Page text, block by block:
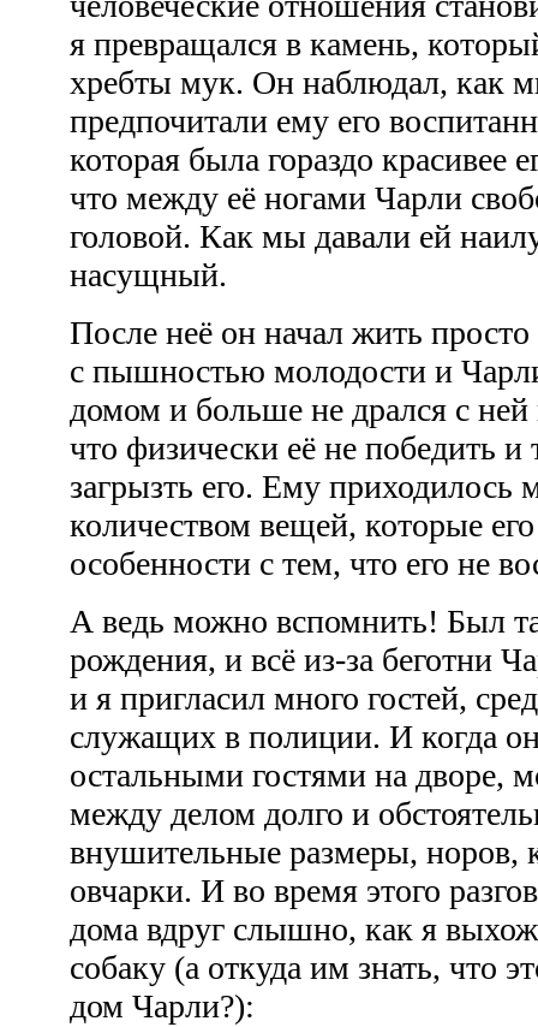
я превращался в камень,
хребты мук. Он наблюдал, как
предпочитали ему его
которая была гораздо красивее
что между её ногами Чарли
головой. Как мы давали ей
насущный.
После неё он начал жить
с пышностью молодости и
домом и больше не дрался с
что физически её не победить и
загрызть его. Ему приходилось
количеством вещей, которые
особенности с тем, что его не
А ведь можно вспомнить! Был
рождения, и всё из-за беготни
и я пригласил много гостей,
служащих в полиции. И когда
остальными гостями на дворе,
между делом долго и
внушительные размеры, норов,
овчарки. И во время этого
дома вдруг слышно, как я
собаку (а откуда им знать, что
дом Чарли?):